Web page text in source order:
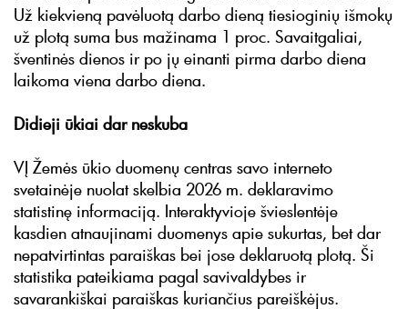
Už kiekvieną pavėluotą darbo dieną tiesioginių išmokų
už plotą suma bus mažinama 1 proc. Savaitgaliai,
šventinės dienos ir po jų einanti pirma darbo diena
laikoma viena darbo diena.
Didieji ūkiai dar neskuba
VĮ Žemės ūkio duomenų centras savo interneto
svetainėje nuolat skelbia 2026 m. deklaravimo
statistinę informaciją. Interaktyvioje švieslentėje
kasdien atnaujinami duomenys apie sukurtas, bet dar
nepatvirtintas paraiškas bei jose deklaruotą plotą. Ši
statistika pateikiama pagal savivaldybes ir
savarankiškai paraiškas kuriančius pareiškėjus.